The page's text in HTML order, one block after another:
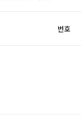
번호